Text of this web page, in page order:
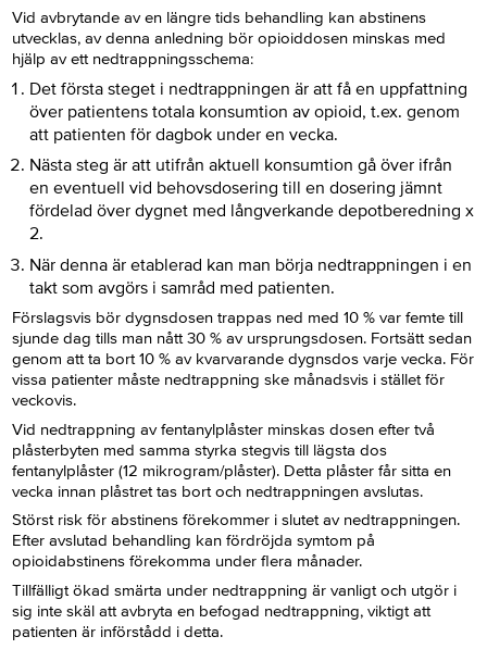
Vid avbrytande av en längre tids behandling kan abstinens
utvecklas, av denna anledning bör opioiddosen minskas med
hjälp av ett nedtrappningsschema:
Det första steget i nedtrappningen är att få en uppfattning
över patientens totala konsumtion av opioid, t.ex. genom
att patienten för dagbok under en vecka.
Nästa steg är att utifrån aktuell konsumtion gå över ifrån
en eventuell vid behovsdosering till en dosering jämnt
fördelad över dygnet med långverkande depotberedning x
2.
När denna är etablerad kan man börja nedtrappningen i en
takt som avgörs i samråd med patienten.
Förslagsvis bör dygnsdosen trappas ned med 10 % var femte till
sjunde dag tills man nått 30 % av ursprungsdosen. Fortsätt sedan
genom att ta bort 10 % av kvarvarande dygnsdos varje vecka. För
vissa patienter måste nedtrappning ske månadsvis i stället för
veckovis.
Vid nedtrappning av fentanylplåster minskas dosen efter två
plåsterbyten med samma styrka stegvis till lägsta dos
fentanylplåster (12 mikrogram/plåster). Detta plåster får sitta en
vecka innan plåstret tas bort och nedtrappningen avslutas.
Störst risk för abstinens förekommer i slutet av nedtrappningen.
Efter avslutad behandling kan fördröjda symtom på
opioidabstinens förekomma under flera månader.
Tillfälligt ökad smärta under nedtrappning är vanligt och utgör i
sig inte skäl att avbryta en befogad nedtrappning, viktigt att
patienten är införstådd i detta.